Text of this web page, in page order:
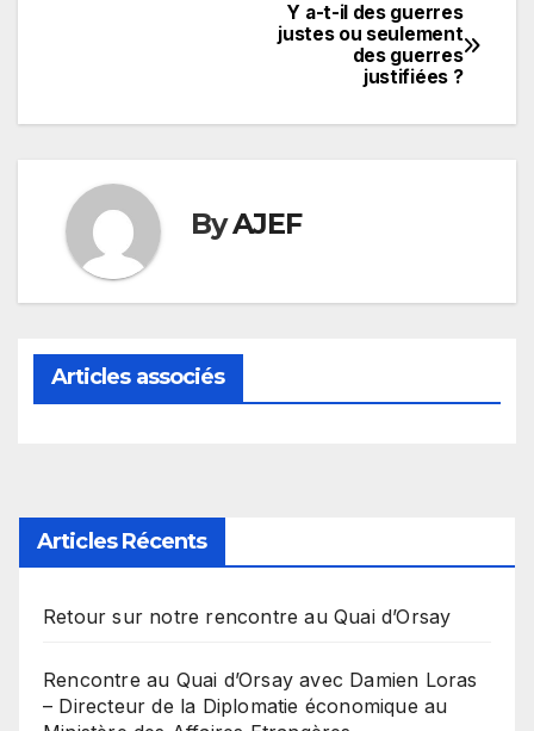
l’article
Y a-t-il des guerres
justes ou seulement
des guerres
justifiées ?
ByAJEF
Articles associés
Articles Récents
Retour sur notre rencontre au Quai d’Orsay
Rencontre au Quai d’Orsay avec Damien Loras
– Directeur de la Diplomatie économique au